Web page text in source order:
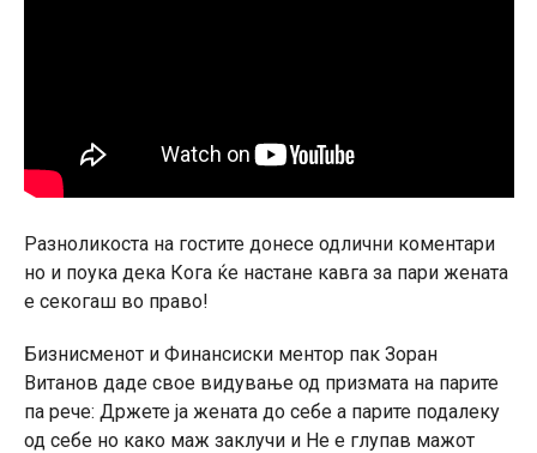
Разноликоста на гостите донесе одлични коментари
но и поука дека Кога ќе настане кавга за пари жената
е секогаш во право!
Бизнисменот и Финансиски ментор пак Зоран
Витанов даде свое видување од призмата на парите
па рече: Држете ја жената до себе а парите подалеку
од себе но како маж заклучи и Не е глупав мажот